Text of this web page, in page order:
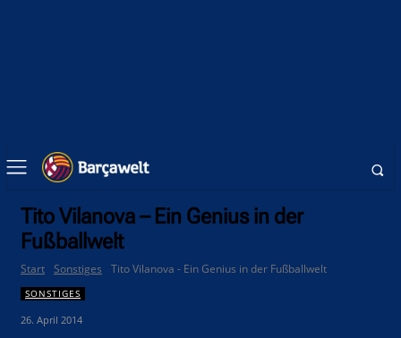
Tito Vilanova – Ein Genius in der
Fußballwelt
Start Sonstiges Tito Vilanova - Ein Genius in der Fußballwelt
SONSTIGES
26. April 2014